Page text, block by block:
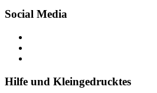
Social Media
Hilfe und Kleingedrucktes